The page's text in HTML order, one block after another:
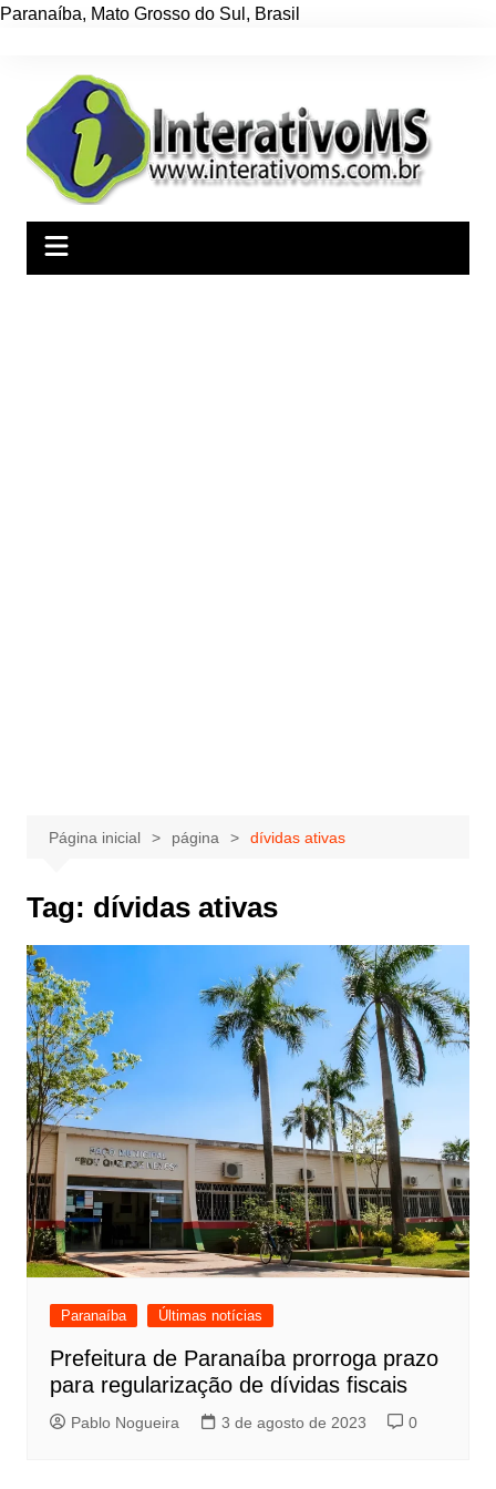
Paranaíba, Mato Grosso do Sul , Brasil
conteúdo
Página inicial página dívidas ativas
Tag: dívidas ativas
Paranaíba Últimas notícias
Prefeitura de Paranaíba prorroga prazo
para regularização de dívidas fiscais
Pablo Nogueira 3 de agosto de 2023 0